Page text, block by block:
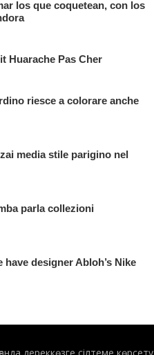
los que coquetean, con los
Huarache Pas Cher
riesce a colorare anche
media stile parigino nel
parla collezioni
designer Abloh’s Nike